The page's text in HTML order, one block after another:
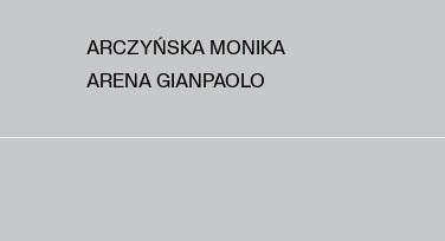
ARCZYŃSKA MONIKA
ARENA GIANPAOLO